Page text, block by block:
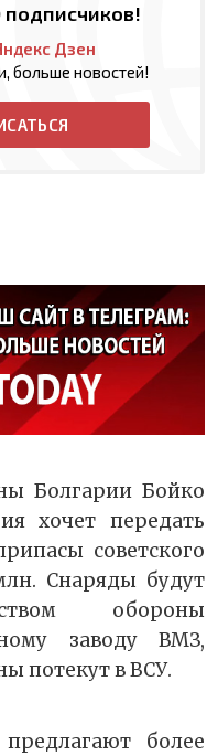
подписчиков!
Дзен
больше новостей!
Болгарии Бойко
хочет передать
советского
Снаряды будут
обороны
заводу ВМЗ,
потекут в ВСУ.
более